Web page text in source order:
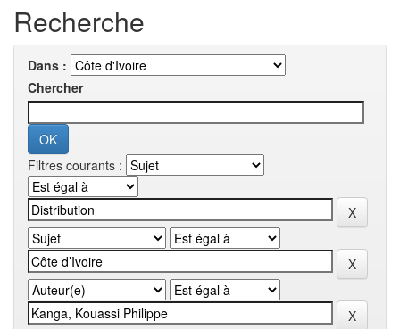
Recherche
Dans :
Chercher
Filtres courants :